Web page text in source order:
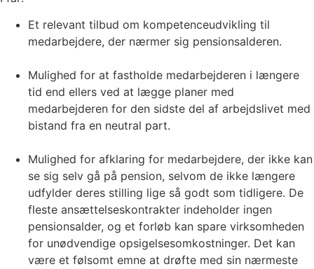
Et relevant tilbud om kompetenceudvikling til
medarbejdere, der nærmer sig pensionsalderen.
Mulighed for at fastholde medarbejderen i længere
tid end ellers ved at lægge planer med
medarbejderen for den sidste del af arbejdslivet med
bistand fra en neutral part.
Mulighed for afklaring for medarbejdere, der ikke kan
se sig selv gå på pension, selvom de ikke længere
udfylder deres stilling lige så godt som tidligere. De
fleste ansættelseskontrakter indeholder ingen
pensionsalder, og et forløb kan spare virksomheden
for unødvendige opsigelsesomkostninger. Det kan
være et følsomt emne at drøfte med sin nærmeste